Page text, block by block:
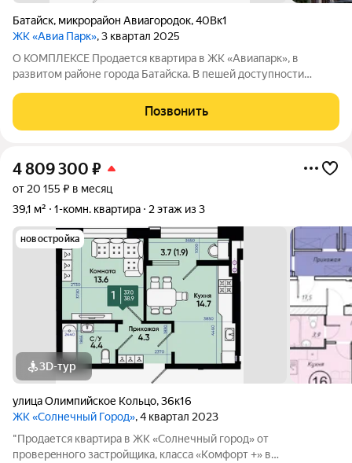
Батайск, микрорайон Авиагородок,40Вк1
ЖК «Авиа Парк», 3 квартал 2025
О КОМПЛЕКСЕ Продается квартира в ЖК «Авиапарк», в
развитом районе города Батайска. В пешей доступности
продуктовый рынок, остановка общественного транспорта.
Этажность домов: 9 этажей Срок сдачи
Позвонить
4 809 300 ₽
от 20 155 ₽ в месяц
39,1 м²
1-комн. квартира 2 этаж из 3
новостройка
3D-тур
улица Олимпийское Кольцо,36к16
ЖК «Солнечный Город», 4 квартал 2023
"Продается квартира в ЖК «Солнечный город» от
пpoвеpeннoго зaстрoйщикa, класса «Комфорт +» в